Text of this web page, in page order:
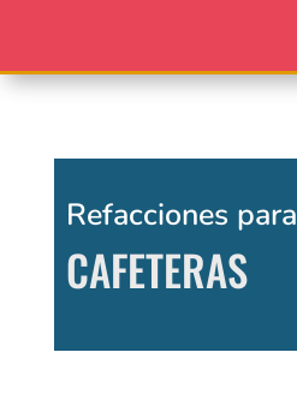
Refacciones para
CAFETERAS